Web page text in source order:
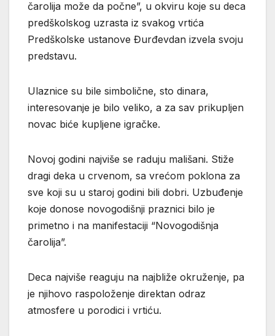
čarolija može da počne”, u okviru koje su deca
predškolskog uzrasta iz svakog vrtića
Predškolske ustanove Đurđevdan izvela svoju
predstavu.
Ulaznice su bile simbolične, sto dinara,
interesovanje je bilo veliko, a za sav prikupljen
novac biće kupljene igračke.
Novoj godini najviše se raduju mališani. Stiže
dragi deka u crvenom, sa vrećom poklona za
sve koji su u staroj godini bili dobri. Uzbuđenje
koje donose novogodišnji praznici bilo je
primetno i na manifestaciji “Novogodišnja
čarolija”.
Deca najviše reaguju na najbliže okruženje, pa
je njihovo raspoloženje direktan odraz
atmosfere u porodici i vrtiću.